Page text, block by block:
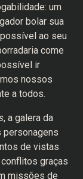
um
bolar sua
ao seu
come
ir
nossos
a todos.
, a galera da
personagens
de vistas
graças
missões de